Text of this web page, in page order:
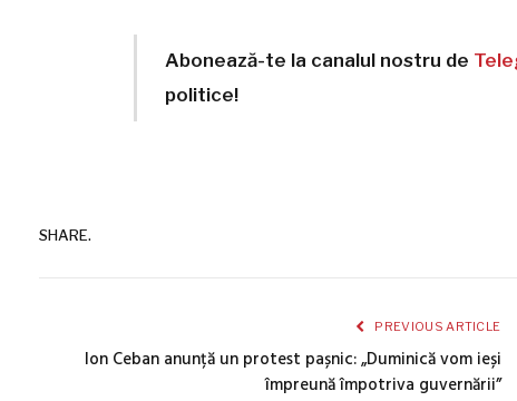
Abonează-te la canalul nostru de
politice!
SHARE.
PREVIOUS ARTICLE
Ion Ceban anunță un protest pașnic: „Duminică vom ieși
împreună împotriva guvernării”